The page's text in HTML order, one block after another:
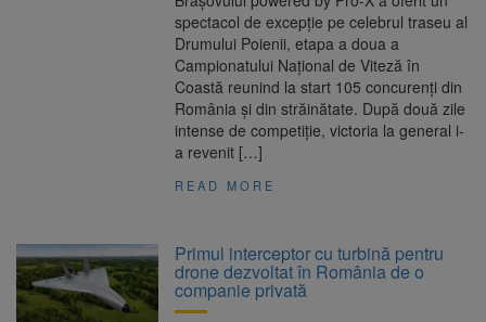
spectacol de excepție pe celebrul traseu al
Drumului Poienii, etapa a doua a
Campionatului Național de Viteză în
Coastă reunind la start 105 concurenți din
România și din străinătate. După două zile
intense de competiție, victoria la general i-
a revenit […]
READ MORE
Primul interceptor cu turbină pentru
drone dezvoltat în România de o
companie privată